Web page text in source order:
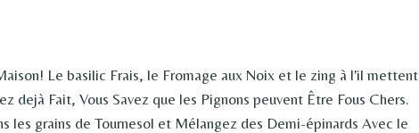
Le basilic Frais, le Fromage aux Noix et le zing à l'il mettent
dejà Fait, Vous Savez que les Pignons peuvent Être Fous Chers.
les grains de Tournesol et Mélangez des Demi-épinards Avec le